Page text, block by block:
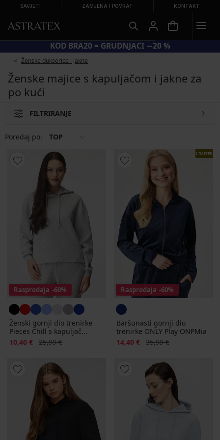
SAVJETI ZAMJENA I POVRAT KONTAKT
KOD BRA20 = GRUDNJACI −20 %
Ženske dukserice i jakne
Ženske majice s kapuljačom i jakne za
po kući
FILTRIRANJE
Poredaj po: TOP
Rasprodaja -60%
Ženski gornji dio trenirke
Pieces Chill s kapuljač...
Popust
10,40 € Prvobitna cijena
25,99 €
LIMITED
Rasprodaja -60%
Baršunasti gornji dio
trenirke ONLY Play ONPMia
Popust
14,40 € Prvobitna cijena
35,99 €